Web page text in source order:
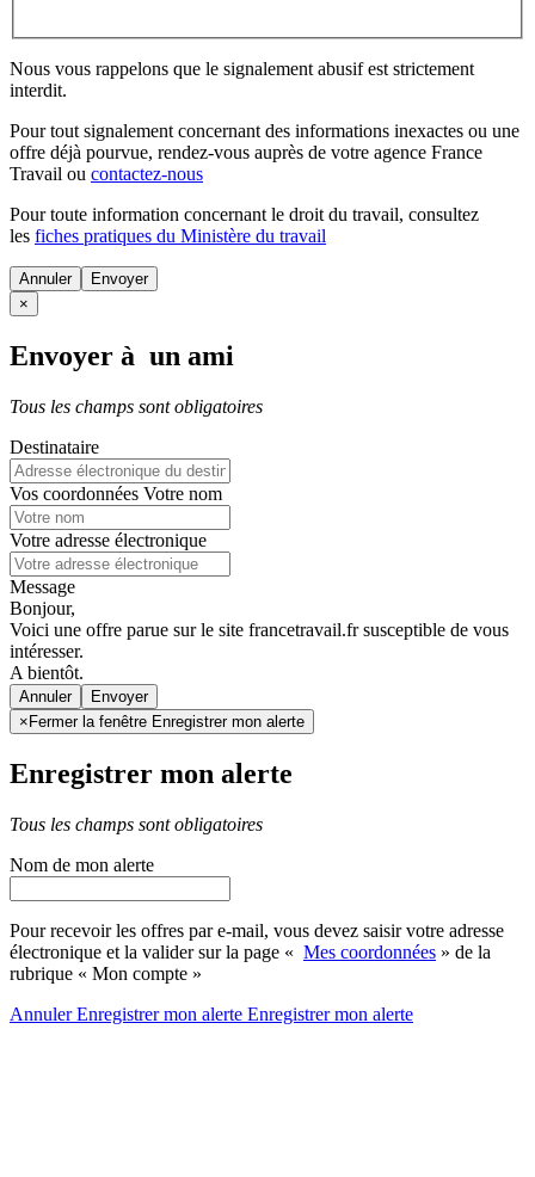
Nous vous rappelons que le signalement abusif est strictement
interdit.
Pour tout signalement concernant des informations inexactes ou une
offre déjà pourvue, rendez-vous auprès de votre agence France
Travail ou contactez-nous
Pour toute information concernant le droit du travail, consultez
les fiches pratiques du Ministère du travail
Annuler
×
Envoyer à un ami
Tous les champs sont obligatoires
Destinataire
Vos coordonnées Votre nom
Votre adresse électronique
Message
Bonjour,
Voici une offre parue sur le site francetravail.fr susceptible de vous
intéresser.
A bientôt.
Annuler
× Fermer la fenêtre Enregistrer mon alerte
Enregistrer mon alerte
Tous les champs sont obligatoires
Nom de mon alerte
Pour recevoir les offres par e-mail, vous devez saisir votre adresse
électronique et la valider sur la page « Mes coordonnées » de la
rubrique « Mon compte »
AnnulerEnregistrer mon alerte Enregistrermon alerte